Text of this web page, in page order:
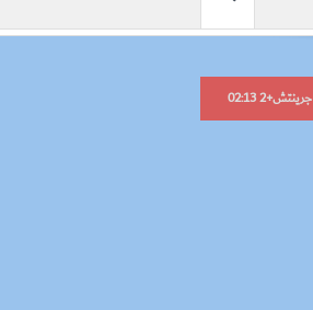
“جبروت امرأة”.. مارست الرذيلة أمامجرينتش+2 02:13